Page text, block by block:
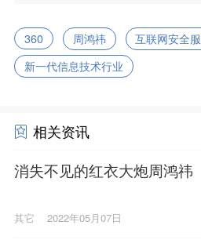
360 周鸿祎
互联网安全
新一代信息技术行业
相关资讯
消失不见的红衣大炮周鸿祎
其它 2022年05月07日